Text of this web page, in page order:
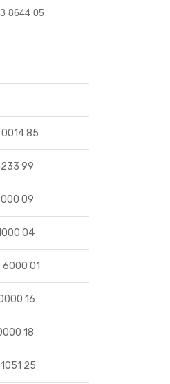
8644 05
85
99
09
04
01
16
18
25